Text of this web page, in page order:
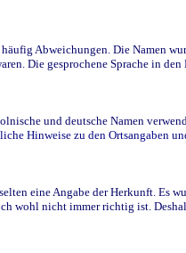
Abweichungen. Die Namen
Die gesprochene Sprache in
und deutsche Namen
Hinweise zu den Ortsangaben
eine Angabe der Herkunft. Es
wohl nicht immer richtig ist.